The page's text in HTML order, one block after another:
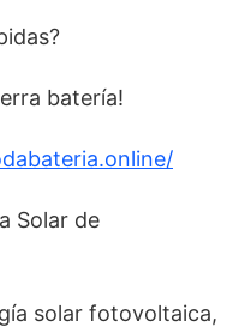
batería!
Solar de
solar fotovoltaica,